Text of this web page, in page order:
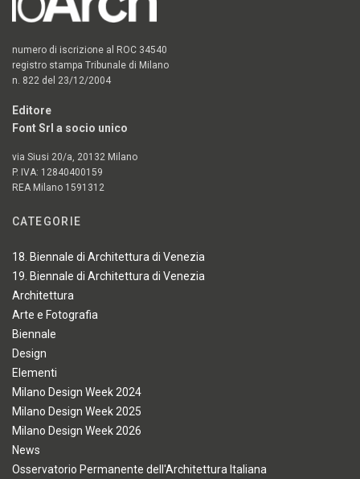
numero di iscrizione al ROC 34540
registro stampa Tribunale di Milano
n. 822 del 23/12/2004
Editore
Font Srl a socio unico
via Siusi 20/a, 20132 Milano
P. IVA: 12840400159
REA Milano 1591312
CATEGORIE
18. Biennale di Architettura di Venezia
19. Biennale di Architettura di Venezia
Architettura
Arte e Fotografia
Biennale
Design
Elementi
Milano Design Week 2024
Milano Design Week 2025
Milano Design Week 2026
News
Osservatorio Permanente dell'Architettura Italiana